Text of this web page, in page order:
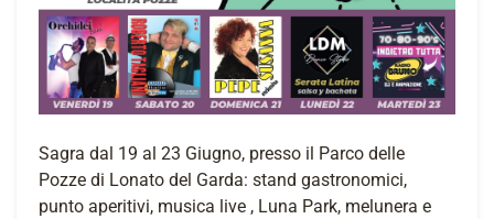
Sagra dal 19 al 23 Giugno, presso il Parco delle
Pozze di Lonato del Garda: stand gastronomici,
punto aperitivi, musica live , Luna Park, melunera e